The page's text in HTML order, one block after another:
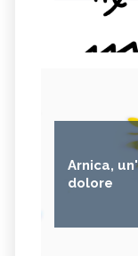
Arnica,
dolore